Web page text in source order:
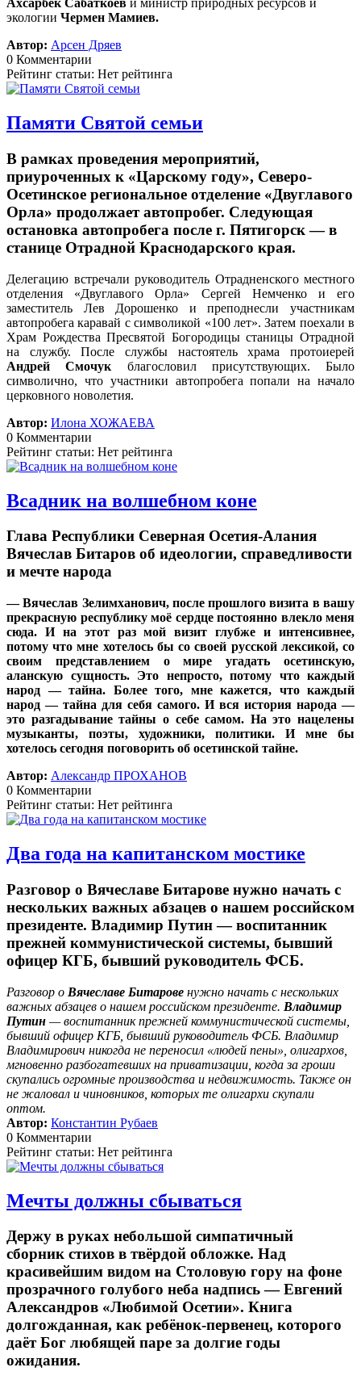
Ахсарбек Сабаткоев и министр природных ресурсов и
экологии Чермен Мамиев.
Автор: Арсен Дряев
0 Комментарии
Рейтинг статьи: Нет рейтинга
Памяти Святой семьи
В рамках проведения мероприятий,
приуроченных к «Царскому году», Северо-
Осетинское региональное отделение «Двуглавого
Орла» продолжает автопробег. Следующая
остановка автопробега после г. Пятигорск — в
станице Отрадной Краснодарского края.
Делегацию встречали руководитель Отрадненского местного
отделения «Двуглавого Орла» Сергей Немченко и его
заместитель Лев Дорошенко и преподнесли участникам
автопробега каравай с символикой «100 лет». Затем поехали в
Храм Рождества Пресвятой Богородицы станицы Отрадной
на службу. После службы настоятель храма протоиерей
Андрей Смочук благословил присутствующих. Было
символично, что участники автопробега попали на начало
церковного новолетия.
Автор: Илона ХОЖАЕВА
0 Комментарии
Рейтинг статьи: Нет рейтинга
Всадник на волшебном коне
Глава Республики Северная Осетия-Алания
Вячеслав Битаров об идеологии, справедливости
и мечте народа
— Вячеслав Зелимханович, после прошлого визита в вашу
прекрасную республику моё сердце постоянно влекло меня
сюда. И на этот раз мой визит глубже и интенсивнее,
потому что мне хотелось бы со своей русской лексикой, со
своим представлением о мире угадать осетинскую,
аланскую сущность. Это непросто, потому что каждый
народ — тайна. Более того, мне кажется, что каждый
народ — тайна для себя самого. И вся история народа —
это разгадывание тайны о себе самом. На это нацелены
музыканты, поэты, художники, политики. И мне бы
хотелось сегодня поговорить об осетинской тайне.
Автор: Александр ПРОХАНОВ
0 Комментарии
Рейтинг статьи: Нет рейтинга
Два года на капитанском мостике
Разговор о Вячеславе Битарове нужно начать с
нескольких важных абзацев о нашем российском
президенте. Владимир Путин — воспитанник
прежней коммунистической системы, бывший
офицер КГБ, бывший руководитель ФСБ.
Разговор о Вячеславе Битарове нужно начать с нескольких
важных абзацев о нашем российском президенте. Владимир
Путин — воспитанник прежней коммунистической системы,
бывший офицер КГБ, бывший руководитель ФСБ. Владимир
Владимирович никогда не переносил «людей пены», олигархов,
мгновенно разбогатевших на приватизации, когда за гроши
скупались огромные производства и недвижимость. Также он
не жаловал и чиновников, которых те олигархи скупали
оптом.
Автор: Константин Рубаев
0 Комментарии
Рейтинг статьи: Нет рейтинга
Мечты должны сбываться
Держу в руках небольшой симпатичный
сборник стихов в твёрдой обложке. Над
красивейшим видом на Столовую гору на фоне
прозрачного голубого неба надпись — Евгений
Александров «Любимой Осетии». Книга
долгожданная, как ребёнок-первенец, которого
даёт Бог любящей паре за долгие годы
ожидания.